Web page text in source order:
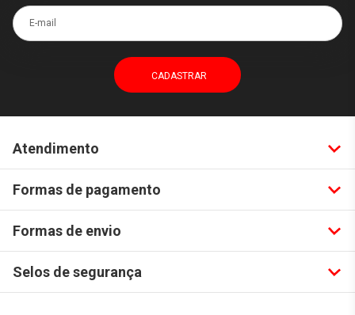
E-mail
Atendimento
Formas de pagamento
Formas de envio
Selos de segurança